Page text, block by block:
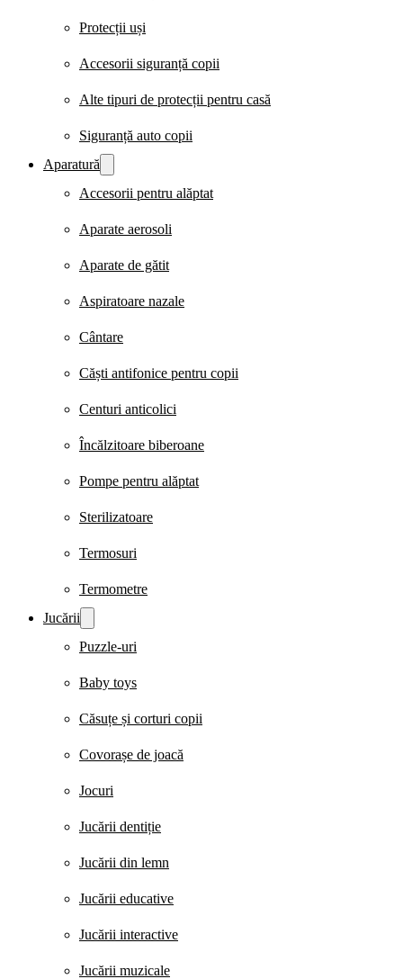
Protecții uși
Accesorii siguranță copii
Alte tipuri de protecții pentru casă
Siguranță auto copii
Aparatură
Accesorii pentru alăptat
Aparate aerosoli
Aparate de gătit
Aspiratoare nazale
Cântare
Căști antifonice pentru copii
Centuri anticolici
Încălzitoare biberoane
Pompe pentru alăptat
Sterilizatoare
Termosuri
Termometre
Jucării
Puzzle-uri
Baby toys
Căsuțe și corturi copii
Covorașe de joacă
Jocuri
Jucării dentiție
Jucării din lemn
Jucării educative
Jucării interactive
Jucării muzicale